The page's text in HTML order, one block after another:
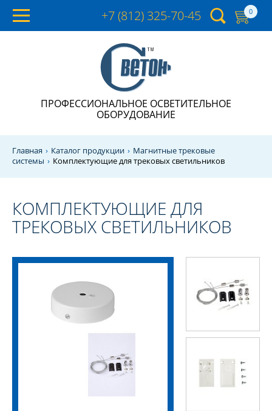
+7 (812) 325-70-45 0
ПРОФЕССИОНАЛЬНОЕ ОСВЕТИТЕЛЬНОЕ
ОБОРУДОВАНИЕ
Главная Каталог продукции
Магнитные трековые
системы
Комплектующие для трековых светильников
КОМПЛЕКТУЮЩИЕ ДЛЯ
ТРЕКОВЫХ СВЕТИЛЬНИКОВ